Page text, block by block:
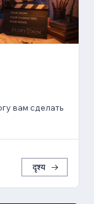
вам сделать
दृश्य